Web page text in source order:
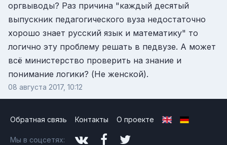
оргвыводы? Раз причина "каждый десятый
выпускник педагогического вуза недостаточно
хорошо знает русский язык и математику" то
логично эту проблему решать в педвузе. А может
всё министерство проверить на знание и
понимание логики? (Не женской).
08 августа 2017, 10:12
Обратная связь Контакты О проекте
Мы в соцсетях: